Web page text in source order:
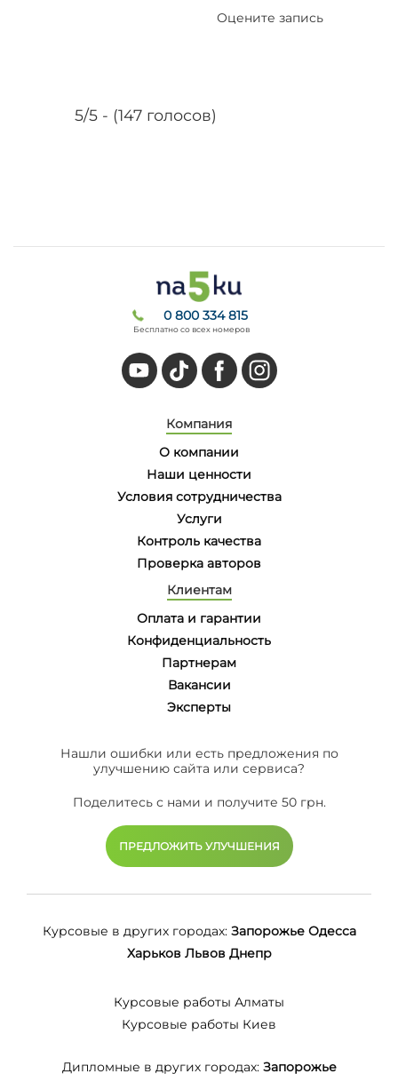
5/5 - (147 голосов)
Оцените запись
0 800 334 815
Бесплатно со всех номеров
Компания
О компании
Наши ценности
Условия сотрудничества
Услуги
Контроль качества
Проверка авторов
Клиентам
Оплата и гарантии
Конфиденциальность
Партнерам
Вакансии
Эксперты
Нашли ошибки или есть предложения по
улучшению сайта или сервиса?
Поделитесь с нами и получите 50 грн.
ПРЕДЛОЖИТЬ УЛУЧШЕНИЯ
Курсовые в других городах: Запорожье Одесса
Харьков Львов Днепр
Курсовые работы Алматы
Курсовые работы Киев
Дипломные в других городах: Запорожье